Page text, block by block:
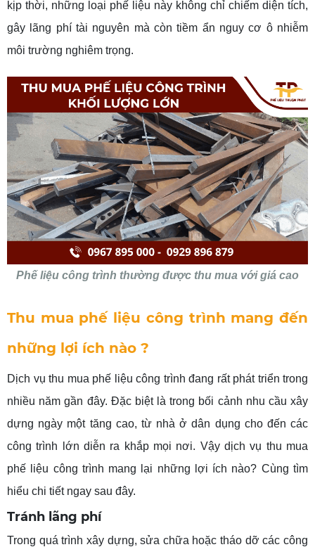
kịp thời, những loại phế liệu này không chỉ chiếm diện tích,
gây lãng phí tài nguyên mà còn tiềm ẩn nguy cơ ô nhiễm
môi trường nghiêm trọng.
Phế liệu công trình thường được thu mua với giá cao
Thu mua phế liệu công trình mang đến
những lợi ích nào ?
Dịch vụ thu mua phế liệu công trình đang rất phát triển trong
nhiều năm gần đây. Đặc biệt là trong bối cảnh nhu cầu xây
dựng ngày một tăng cao, từ nhà ở dân dụng cho đến các
công trình lớn diễn ra khắp mọi nơi. Vậy dịch vụ thu mua
phế liệu công trình mang lại những lợi ích nào? Cùng tìm
hiểu chi tiết ngay sau đây.
Tránh lãng phí
Trong quá trình xây dựng, sửa chữa hoặc tháo dỡ các công